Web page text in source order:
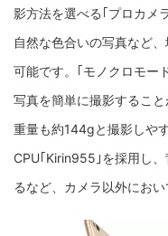
影方法を選べる｢プロカメ
自然な色合いの写真など
可能です。｢モノクロモー
写真を簡単に撮影するこ
重量も約144gと撮影しや
CPU｢Kirin955｣を採用し
るなど、カメラ以外にお